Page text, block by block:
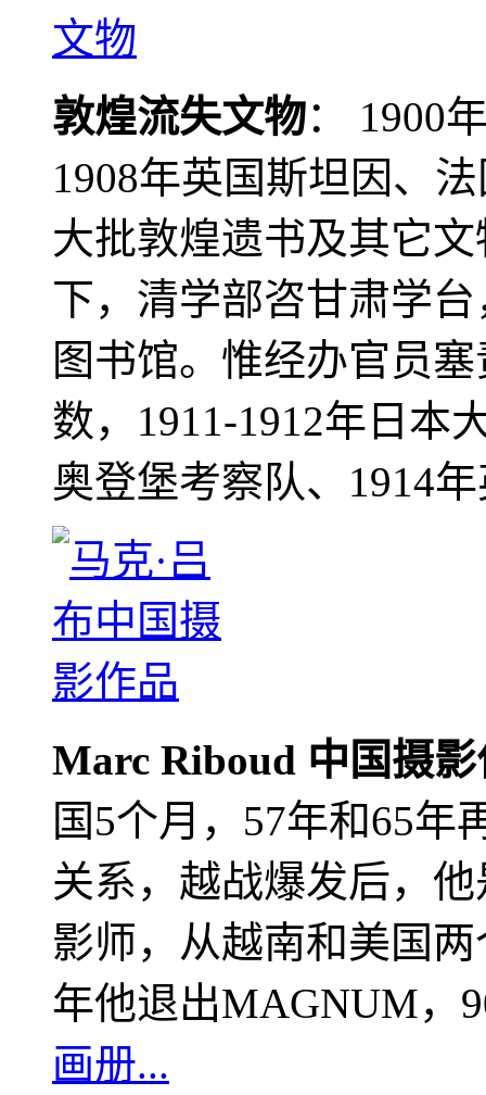
敦煌流失文物： 1900
1908年英国斯坦因、
大批敦煌遗书及其它
下，清学部咨甘肃学
图书馆。惟经办官员
数，1911-1912年日本
奥登堡考察队、1914
Marc Riboud 中国摄
国5个月，57年和65年
关系，越战爆发后，
影师，从越南和美国
年他退出MAGNUM，
画册...